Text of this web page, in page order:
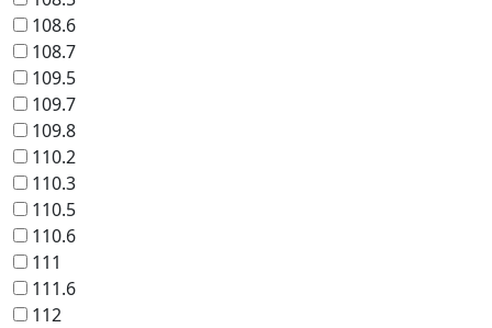
108.6
108.7
109.5
109.7
109.8
110.2
110.3
110.5
110.6
111
111.6
112